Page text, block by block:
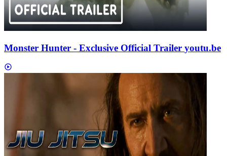
Monster Hunter - Exclusive Official Trailer youtu.be